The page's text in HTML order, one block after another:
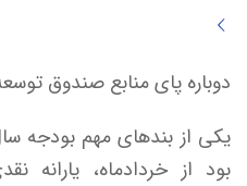
دوباره پای منابع صندوق
یکی از بندهای مهم بودجه
بود از خردادماه،